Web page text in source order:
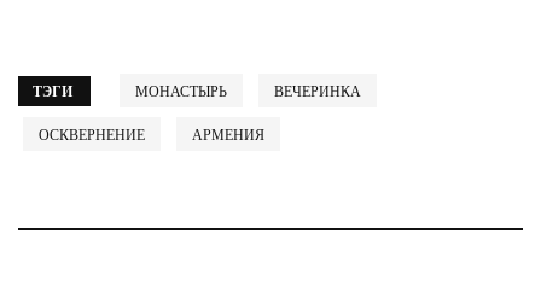
ТЭГИ МОНАСТЫРЬ ВЕЧЕРИНКА
ОСКВЕРНЕНИЕ АРМЕНИЯ